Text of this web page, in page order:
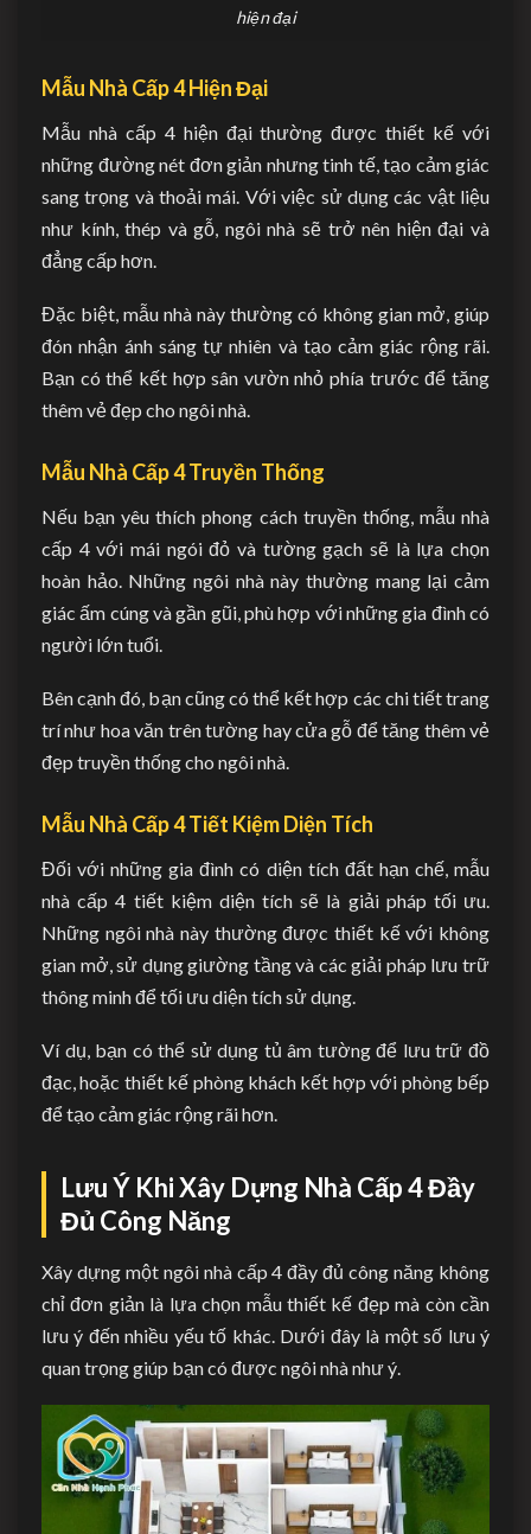
hiện đại
Mẫu Nhà Cấp 4 Hiện Đại
Mẫu nhà cấp 4 hiện đại thường được thiết kế với
những đường nét đơn giản nhưng tinh tế, tạo cảm giác
sang trọng và thoải mái. Với việc sử dụng các vật liệu
như kính, thép và gỗ, ngôi nhà sẽ trở nên hiện đại và
đẳng cấp hơn.
Đặc biệt, mẫu nhà này thường có không gian mở, giúp
đón nhận ánh sáng tự nhiên và tạo cảm giác rộng rãi.
Bạn có thể kết hợp sân vườn nhỏ phía trước để tăng
thêm vẻ đẹp cho ngôi nhà.
Mẫu Nhà Cấp 4 Truyền Thống
Nếu bạn yêu thích phong cách truyền thống, mẫu nhà
cấp 4 với mái ngói đỏ và tường gạch sẽ là lựa chọn
hoàn hảo. Những ngôi nhà này thường mang lại cảm
giác ấm cúng và gần gũi, phù hợp với những gia đình có
người lớn tuổi.
Bên cạnh đó, bạn cũng có thể kết hợp các chi tiết trang
trí như hoa văn trên tường hay cửa gỗ để tăng thêm vẻ
đẹp truyền thống cho ngôi nhà.
Mẫu Nhà Cấp 4 Tiết Kiệm Diện Tích
Đối với những gia đình có diện tích đất hạn chế, mẫu
nhà cấp 4 tiết kiệm diện tích sẽ là giải pháp tối ưu.
Những ngôi nhà này thường được thiết kế với không
gian mở, sử dụng giường tầng và các giải pháp lưu trữ
thông minh để tối ưu diện tích sử dụng.
Ví dụ, bạn có thể sử dụng tủ âm tường để lưu trữ đồ
đạc, hoặc thiết kế phòng khách kết hợp với phòng bếp
để tạo cảm giác rộng rãi hơn.
Lưu Ý Khi Xây Dựng Nhà Cấp 4 Đầy
Đủ Công Năng
Xây dựng một ngôi nhà cấp 4 đầy đủ công năng không
chỉ đơn giản là lựa chọn mẫu thiết kế đẹp mà còn cần
lưu ý đến nhiều yếu tố khác. Dưới đây là một số lưu ý
quan trọng giúp bạn có được ngôi nhà như ý.